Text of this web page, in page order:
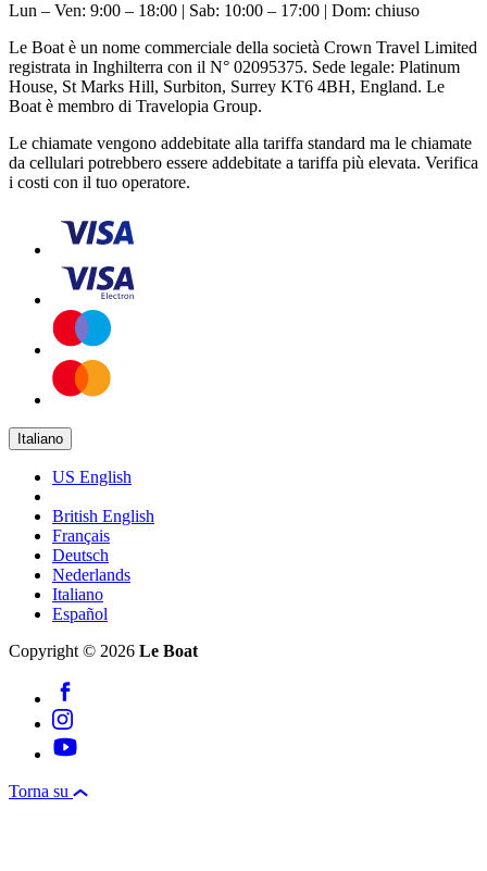
Lun – Ven: 9:00 – 18:00 | Sab: 10:00 – 17:00 | Dom: chiuso
Le Boat è un nome commerciale della società Crown Travel Limited
registrata in Inghilterra con il N° 02095375. Sede legale: Platinum
House, St Marks Hill, Surbiton, Surrey KT6 4BH, England. Le
Boat è membro di Travelopia Group.
Le chiamate vengono addebitate alla tariffa standard ma le chiamate
da cellulari potrebbero essere addebitate a tariffa più elevata. Verifica
i costi con il tuo operatore.
Italiano
US English
British English
Français
Deutsch
Nederlands
Italiano
Español
Copyright © 2026 Le Boat
Torna su